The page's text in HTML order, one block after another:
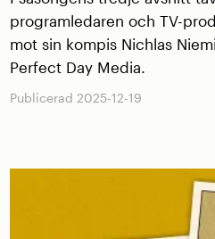
programledaren och TV-
mot sin kompis Nichlas
Perfect Day Media.
Publicerad 2025-12-19